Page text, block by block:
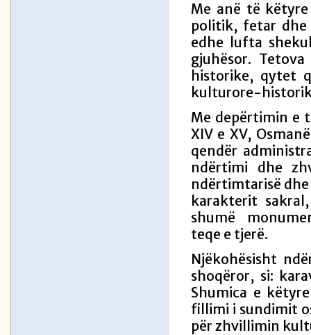
Me anë të
politik, fetar
edhe lufta
gjuhësor.
historike, qytet
kulturore-
Me depërtimin e
XIV e XV,
qendër
ndërtimi dhe
ndërtimtarisë
karakterit
shumë
teqe e tjerë.
Njëkohësisht
shoqëror, si:
Shumica e
fillimi i sundimit
për zhvillimin